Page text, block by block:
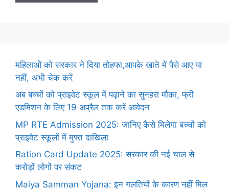
महिलाओं को सरकार ने दिया तोहफा,आपके खाते में पैसे आए या
नहीं, अभी चेक करें
अब बच्चों को प्राइवेट स्कूल में पढ़ाने का सुनहरा मौका, फ्री
एडमिशन के लिए 19 अप्रैल तक करें आवेदन
MP RTE Admission 2025: जानिए कैसे मिलेगा बच्चों को
प्राइवेट स्कूलों में मुफ्त दाखिला
Ration Card Update 2025: सरकार की नई चाल से
करोड़ों लोगों पर संकट
Maiya Samman Yojana: इन गलतियों के कारण नहीं मिल